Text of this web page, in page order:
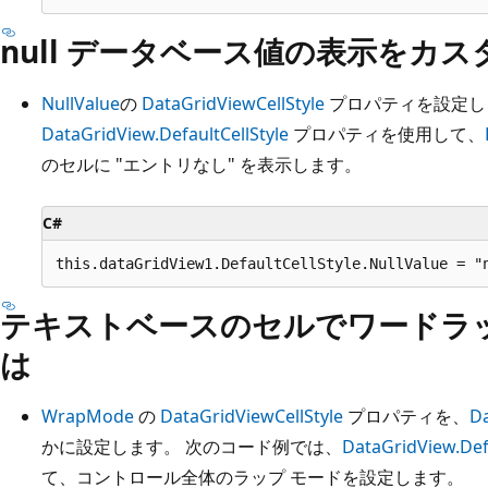
null データベース値の表示をカス
NullValueの DataGridViewCellStyle プロパティを設定
DataGridView.DefaultCellStyle プロパティを使用して、
のセルに "エントリなし" を表示します。
C#
テキストベースのセルでワードラ
は
WrapModeの DataGridViewCellStyle プロパティを、
かに設定します。 次のコード例では、
て、コントロール全体のラップ モードを設定します。